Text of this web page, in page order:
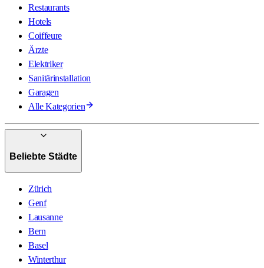
Restaurants
Hotels
Coiffeure
Ärzte
Elektriker
Sanitärinstallation
Garagen
Alle Kategorien
Beliebte Städte
Zürich
Genf
Lausanne
Bern
Basel
Winterthur